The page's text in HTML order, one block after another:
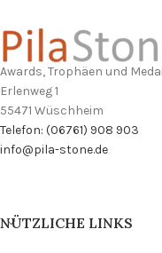
Awards, Trophäen und
Erlenweg 1
55471 Wüschheim
Telefon: (06761) 908 903
info@pila-stone.de
NÜTZLICHE LINKS